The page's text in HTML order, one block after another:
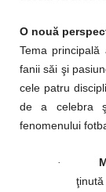
O nouă
Tema principală
fanii săi şi
cele patru
de a celebra
fenomenului
·